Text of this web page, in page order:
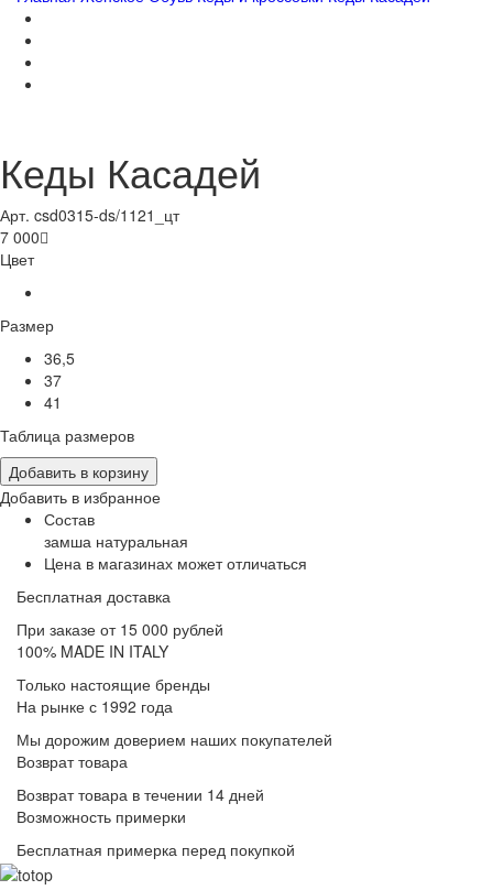
Кеды Касадей
Арт. csd0315-ds/1121_цт
7 000
Цвет
Размер
36,5
37
41
Таблица размеров
Добавить в корзину
Добавить в избранное
Состав
замша натуральная
Цена в магазинах может отличаться
Бесплатная доставка
При заказе от 15 000 рублей
100% MADE IN ITALY
Только настоящие бренды
На рынке с 1992 года
Мы дорожим доверием наших покупателей
Возврат товара
Возврат товара в течении 14 дней
Возможность примерки
Бесплатная примерка перед покупкой